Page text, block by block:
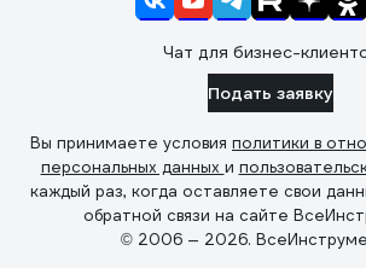
Чат для бизнес-
Подать заявку
Вы принимаете условия политики в
персональных данных и
каждый раз, когда оставляете свои
обратной связи на сайте
© 2006 — 2026.